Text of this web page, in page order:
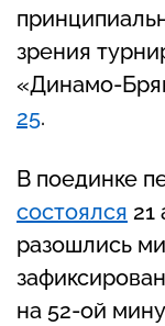
зрения
«Динамо-
25.
В поединке
состоялся 21
разошлись
на 52-ой